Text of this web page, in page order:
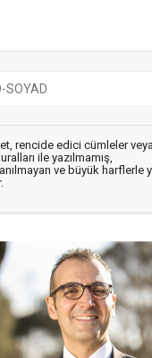
rencide edici cümleler
ile yazılmamış,
ve büyük harflerle